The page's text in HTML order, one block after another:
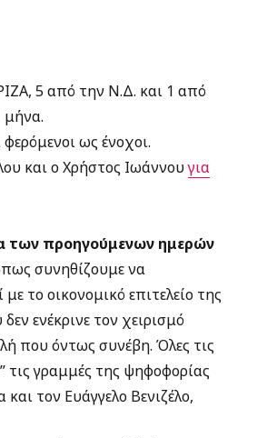
5 από την Ν.Δ. και 1 από
μήνα.
ως ένοχοι.
και ο Χρήστος Ιωάννουγια
των προηγούμενων ημερών
συνηθίζουμε να
το οικονομικό επιτελείο της
ενέκρινε τον χειρισμό
που όντως συνέβη. Όλες τις
τις γραμμές της ψηφοφορίας
τον Ευάγγελο Βενιζέλο,